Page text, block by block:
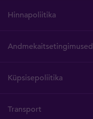
Hinnapoliitika
Andmekaitsetingimused
Küpsisepoliitika
Transport